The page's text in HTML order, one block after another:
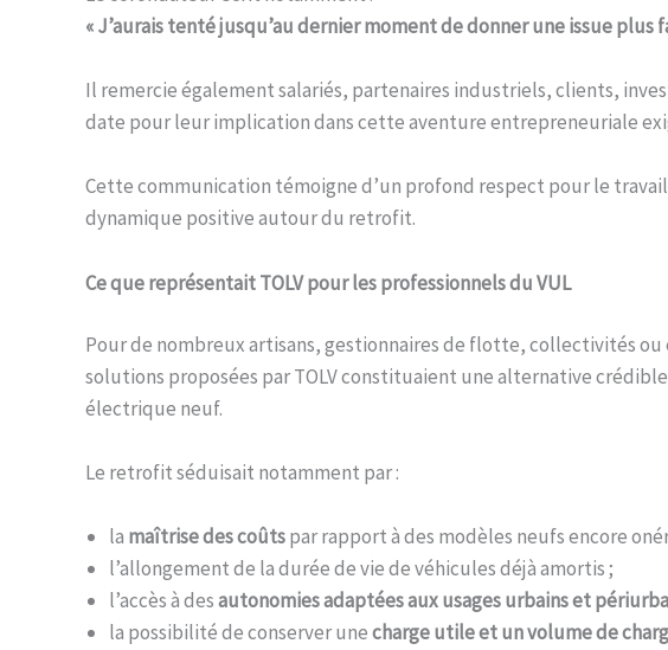
« J’aurais tenté jusqu’au dernier moment de donner une issue plus
Il remercie également salariés, partenaires industriels, clients,
date pour leur implication dans cette aventure entrepreneuriale
Cette communication témoigne d’un profond respect pour le
dynamique positive autour du retrofit.
Ce que représentait TOLV pour les professionnels du VUL
Pour de nombreux artisans, gestionnaires de flotte, collectivités ou
solutions proposées par TOLV constituaient une alternative
électrique neuf.
Le retrofit séduisait notamment par :
la maîtrise des coûtspar rapport à des modèles neufs encore
l’allongement de la durée de vie de véhicules déjà amortis ;
l’accès à desautonomies adaptées aux usages urbains et
la possibilité de conserver unecharge utile et un volume de